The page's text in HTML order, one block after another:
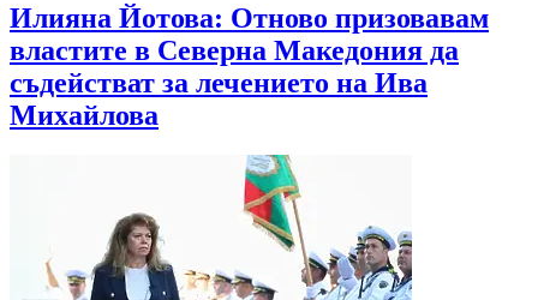
Илияна Йотова: Отново призовавам
властите в Северна Македония да
съдействат за лечението на Ива
Михайлова